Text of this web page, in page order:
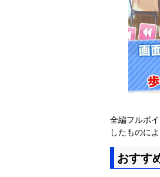
全編フルボ
したものに
おすす